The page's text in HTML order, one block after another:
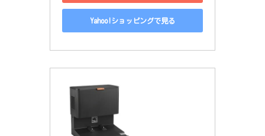
Yahoo!ショッピングで見る